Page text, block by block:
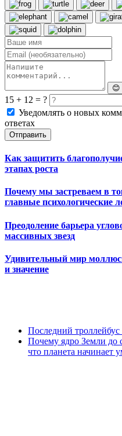
😊
15 + 12 = ?
Уведомлять о новых
ответах
Отправить
Как защитить
этапах роста
Почему мы застреваем в
главные психологические
Преодоление барьера
массивных звезд
Удивительный мир
и значение
Последний
Почему ядро Земли до
что планета начинает